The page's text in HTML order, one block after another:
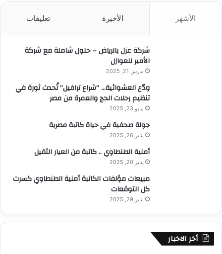
الأشهر الأخيرة تعليقات
شركة عزل بالرياض – حلول شاملة مع شركة
الأمير للعوازل
مارس 21, 2025
ودّع العشوائية… “شراع ترافيل” تُحدث ثورة في
تنظيم رحلات الحج والعمرة من مصر
مايو 23, 2025
جولة صحفية في حياة كاتبة مصرية
يناير 26, 2025
أمنية الطنطاوي .. كاتبة من العيار الثقيل
يناير 20, 2025
مبيعات مؤلفات الكاتبة أمنية الطنطاوي كسرت
كل التوقعات
يناير 29, 2025
أخر الاخبار